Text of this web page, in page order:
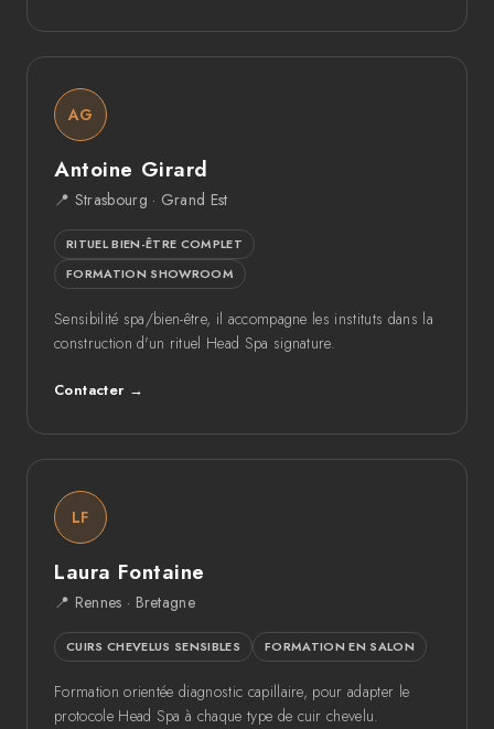
AG
Antoine Girard
📍 Strasbourg · Grand Est
RITUEL BIEN-ÊTRE COMPLET
FORMATION SHOWROOM
Sensibilité spa/bien-être, il accompagne les instituts dans la
construction d'un rituel Head Spa signature.
Contacter →
LF
Laura Fontaine
📍 Rennes · Bretagne
CUIRS CHEVELUS SENSIBLES FORMATION EN SALON
Formation orientée diagnostic capillaire, pour adapter le
protocole Head Spa à chaque type de cuir chevelu.